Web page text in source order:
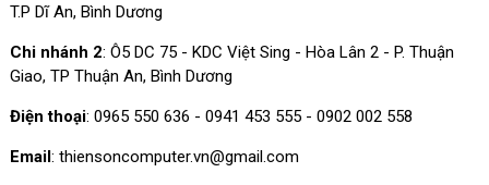
T.P Dĩ An, Bình Dương
Chi nhánh 2: Ô5 DC 75 - KDC Việt Sing - Hòa Lân 2 - P. Thuận
Giao, TP Thuận An, Bình Dương
Điện thoại: 0965 550 636 - 0941 453 555 - 0902 002 558
Email: thiensoncomputer.vn@gmail.com